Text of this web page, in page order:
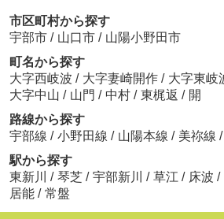
市区町村から探す
宇部市 / 山口市 / 山陽小野田市
町名から探す
大字西岐波 / 大字妻崎開作 / 大字東岐
大字中山 / 山門 / 中村 / 東梶返 / 開
路線から探す
宇部線 / 小野田線 / 山陽本線 / 美祢線 /
駅から探す
東新川
/ 琴芝 / 宇部新川 / 草江 / 床波 /
居能 / 常盤